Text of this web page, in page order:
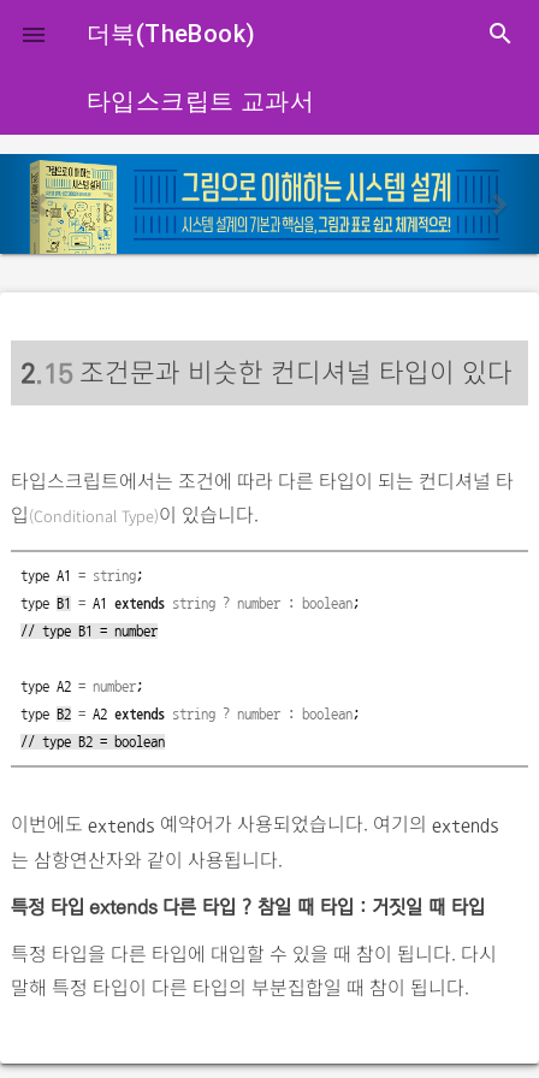
close
 더북(TheBook) search
타입스크립트 교과서
p
r
e
o
u
s
n
e
x
2.15조건문과 비슷한 컨디셔널 타입이 있다
타입스크립트에서는 조건에 따라 다른 타입이 되는 컨디셔널 타
입(Conditional Type)이 있습니다.
type A1 = string;
type B1 = A1 extends string ? number : boolean;
// type B1 = number
type A2 = number;
type B2 = A2 extends string ? number : boolean;
// type B2 = boolean
이번에도 extends 예약어가 사용되었습니다. 여기의 extends
는 삼항연산자와 같이 사용됩니다.
특정 타입 extends 다른 타입 ? 참일 때 타입 : 거짓일 때 타입
특정 타입을 다른 타입에 대입할 수 있을 때 참이 됩니다. 다시
말해 특정 타입이 다른 타입의 부분집합일 때 참이 됩니다.